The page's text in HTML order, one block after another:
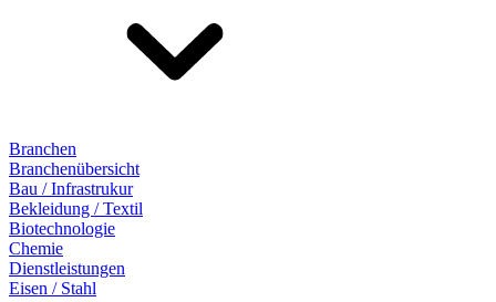
Branchen
Branchenübersicht
Bau / Infrastrukur
Bekleidung / Textil
Biotechnologie
Chemie
Dienstleistungen
Eisen / Stahl